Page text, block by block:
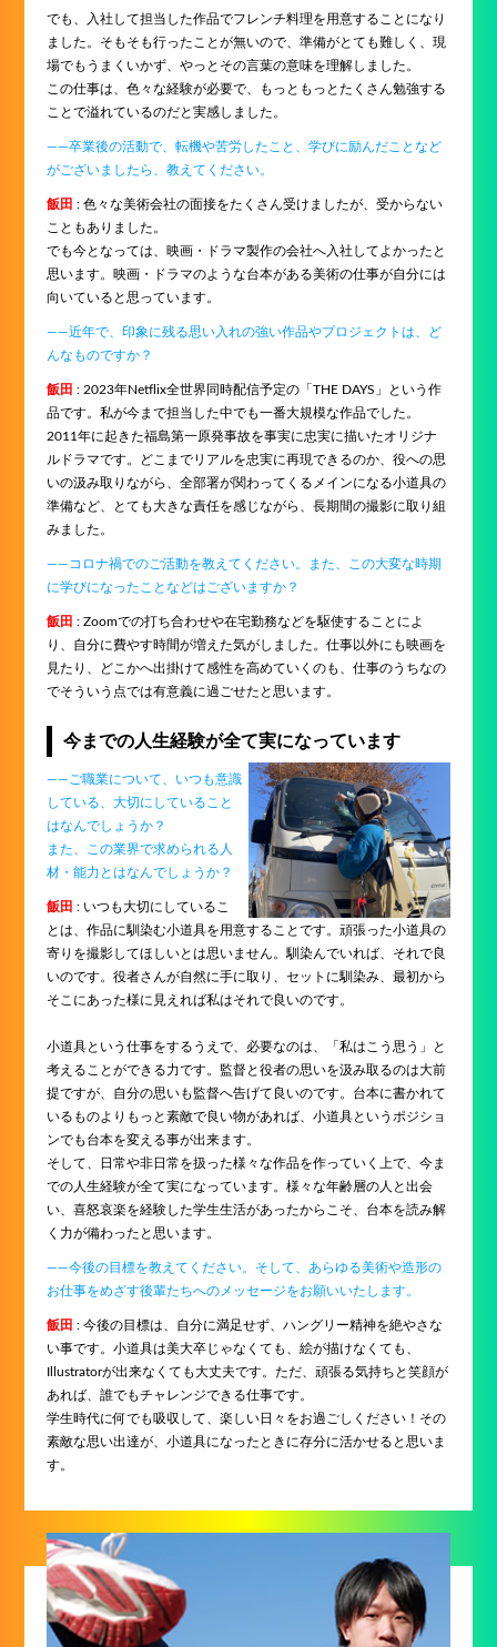
でも、入社して担当した作品でフレンチ料理を用意することになり
ました。そもそも行ったことが無いので、準備がとても難しく、現
場でもうまくいかず、やっとその言葉の意味を理解しました。
この仕事は、色々な経験が必要で、もっともっとたくさん勉強する
ことで溢れているのだと実感しました。
――卒業後の活動で、転機や苦労したこと、学びに励んだことなど
がございましたら、教えてください。
飯田 : 色々な美術会社の面接をたくさん受けましたが、受からない
こともありました。
でも今となっては、映画・ドラマ製作の会社へ入社してよかったと
思います。映画・ドラマのような台本がある美術の仕事が自分には
向いていると思っています。
――近年で、印象に残る思い入れの強い作品やプロジェクトは、ど
んなものですか？
飯田 : 2023年Netflix全世界同時配信予定の「THE DAYS」という作
品です。私が今まで担当した中でも一番大規模な作品でした。
2011年に起きた福島第一原発事故を事実に忠実に描いたオリジナ
ルドラマです。どこまでリアルを忠実に再現できるのか、役への思
いの汲み取りながら、全部署が関わってくるメインになる小道具の
準備など、とても大きな責任を感じながら、長期間の撮影に取り組
みました。
――コロナ禍でのご活動を教えてください。また、この大変な時期
に学びになったことなどはございますか？
飯田 : Zoomでの打ち合わせや在宅勤務などを駆使することによ
り、自分に費やす時間が増えた気がしました。仕事以外にも映画を
見たり、どこかへ出掛けて感性を高めていくのも、仕事のうちなの
でそういう点では有意義に過ごせたと思います。
今までの人生経験が全て実になっています
――ご職業について、いつも意識
している、大切にしていること
はなんでしょうか？
また、この業界で求められる人
材・能力とはなんでしょうか？
飯田 : いつも大切にしているこ
とは、作品に馴染む小道具を用意することです。頑張った小道具の
寄りを撮影してほしいとは思いません。馴染んでいれば、それで良
いのです。役者さんが自然に手に取り、セットに馴染み、最初から
そこにあった様に見えれば私はそれで良いのです。
小道具という仕事をするうえで、必要なのは、「私はこう思う」と
考えることができる力です。監督と役者の思いを汲み取るのは大前
提ですが、自分の思いも監督へ告げて良いのです。台本に書かれて
いるものよりもっと素敵で良い物があれば、小道具というポジショ
ンでも台本を変える事が出来ます。
そして、日常や非日常を扱った様々な作品を作っていく上で、今ま
での人生経験が全て実になっています。様々な年齢層の人と出会
い、喜怒哀楽を経験した学生生活があったからこそ、台本を読み解
く力が備わったと思います。
――今後の目標を教えてください。そして、あらゆる美術や造形の
お仕事をめざす後輩たちへのメッセージをお願いいたします。
飯田 : 今後の目標は、自分に満足せず、ハングリー精神を絶やさな
い事です。小道具は美大卒じゃなくても、絵が描けなくても、
Illustratorが出来なくても大丈夫です。ただ、頑張る気持ちと笑顔が
あれば、誰でもチャレンジできる仕事です。
学生時代に何でも吸収して、楽しい日々をお過ごしください！その
素敵な思い出達が、小道具になったときに存分に活かせると思いま
す。